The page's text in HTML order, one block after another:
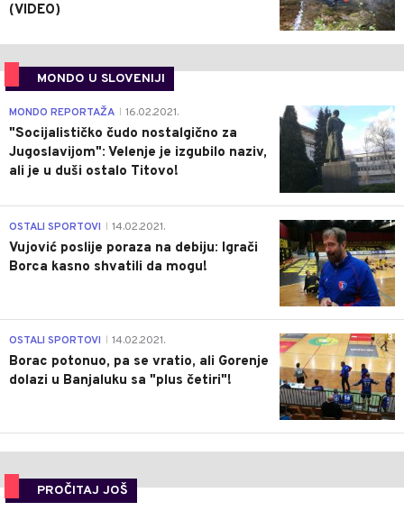
(VIDEO)
MONDO U SLOVENIJI
4
MONDO REPORTAŽA 16.02.2021.
"Socijalističko čudo nostalgično za
Jugoslavijom": Velenje je izgubilo naziv,
ali je u duši ostalo Titovo!
1
OSTALI SPORTOVI 14.02.2021.
Vujović poslije poraza na debiju: Igrači
Borca kasno shvatili da mogu!
3
OSTALI SPORTOVI 14.02.2021.
Borac potonuo, pa se vratio, ali Gorenje
dolazi u Banjaluku sa "plus četiri"!
PROČITAJ JOŠ